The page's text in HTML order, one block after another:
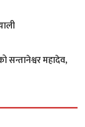
सन्तानेश्वर महादेव,